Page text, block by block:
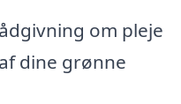
om pleje
dine grønne